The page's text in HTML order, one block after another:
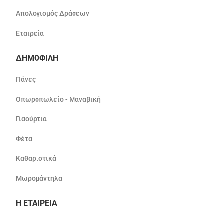
Απολογισμός Δράσεων
Εταιρεία
ΔΗΜΟΦΙΛΗ
Πάνες
Οπωροπωλείο - Μαναβική
Γιαούρτια
Φέτα
Καθαριστικά
Μωρομάντηλα
Η ΕΤΑΙΡΕΙΑ